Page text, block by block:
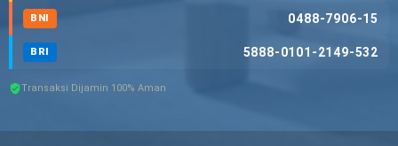
BNI 0488-7906-15
BRI 5888-0101-2149-532
Transaksi Dijamin 100% Aman